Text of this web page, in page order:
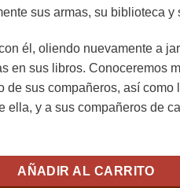
sus armas, su biblioteca
él, oliendo nuevamente a
en sus libros. Conoceremos
de sus compañeros, así como
ella, y a sus compañeros de
AÑADIR AL CARRITO